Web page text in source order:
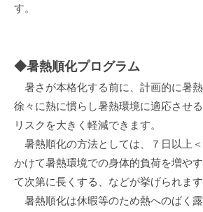
す。
◆暑熱順化プログラム
暑さが本格化する前に、計画的に暑
徐々に熱に慣らし暑熱環境に適応させ
リスクを大きく軽減できます。
暑熱順化の方法としては、７日以上
かけて暑熱環境での身体的負荷を増や
て次第に長くする、などが挙げられます
暑熱順化は休暇等のため熱へのばく